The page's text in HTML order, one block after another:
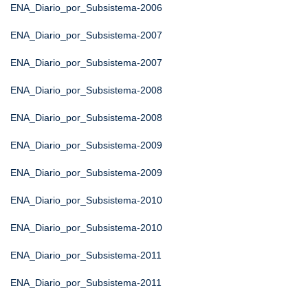
ENA_Diario_por_Subsistema-2006
ENA_Diario_por_Subsistema-2007
ENA_Diario_por_Subsistema-2007
ENA_Diario_por_Subsistema-2008
ENA_Diario_por_Subsistema-2008
ENA_Diario_por_Subsistema-2009
ENA_Diario_por_Subsistema-2009
ENA_Diario_por_Subsistema-2010
ENA_Diario_por_Subsistema-2010
ENA_Diario_por_Subsistema-2011
ENA_Diario_por_Subsistema-2011